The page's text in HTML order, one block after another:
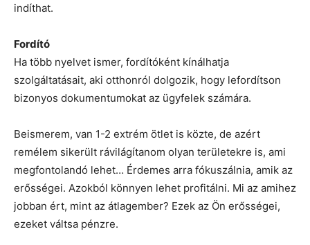
indíthat.
Fordító
Ha több nyelvet ismer, fordítóként kínálhatja
szolgáltatásait, aki otthonról dolgozik, hogy lefordítson
bizonyos dokumentumokat az ügyfelek számára.
Beismerem, van 1-2 extrém ötlet is közte, de azért
remélem sikerült rávilágítanom olyan területekre is, ami
megfontolandó lehet… Érdemes arra fókuszálnia, amik az
erősségei. Azokból könnyen lehet profitálni. Mi az amihez
jobban ért, mint az átlagember? Ezek az Ön erősségei,
ezeket váltsa pénzre.